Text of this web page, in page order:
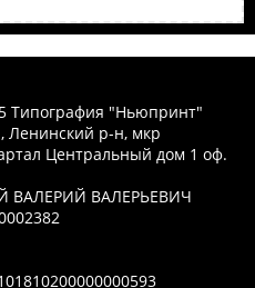
Типография "Ньюпринт"
Ленинский р-н, мкр
Центральный дом 1 оф.
ВАЛЕРИЙ ВАЛЕРЬЕВИЧ